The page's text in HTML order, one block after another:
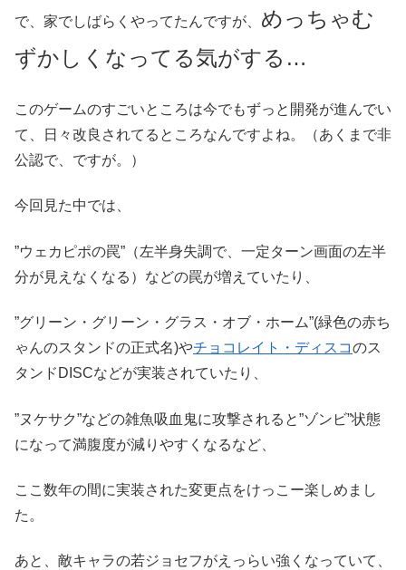
で、家でしばらくやってたんですが、 めっちゃむ
ずかしくなってる気がする…
このゲームのすごいところは今でもずっと開発が進んでい
て、日々改良されてるところなんですよね。（あくまで非
公認で、ですが。）
今回見た中では、
”ウェカピポの罠”（左半身失調で、一定ターン画面の左半
分が見えなくなる）などの罠が増えていたり、
”グリーン・グリーン・グラス・オブ・ホーム”(緑色の赤ち
ゃんのスタンドの正式名)やチョコレイト・ディスコのス
タンドDISCなどが実装されていたり、
”ヌケサク”などの雑魚吸血鬼に攻撃されると”ゾンビ”状態
になって満腹度が減りやすくなるなど、
ここ数年の間に実装された変更点をけっこー楽しめまし
た。
あと、敵キャラの若ジョセフがえっらい強くなっていて、